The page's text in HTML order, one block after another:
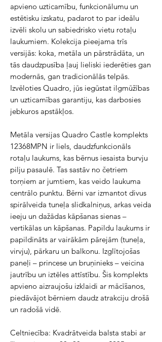
apvieno uzticamību, funkcionālumu un
estētisku izskatu, padarot to par ideālu
izvēli skolu un sabiedrisko vietu rotaļu
laukumiem. Kolekcija pieejama trīs
versijās: koka, metāla un pārstrādāta, un
tās daudzpusība ļauj lieliski iederēties gan
modernās, gan tradicionālās telpās.
Izvēloties Quadro, jūs iegūstat ilgmūžības
un uzticamības garantiju, kas darbosies
jebkuros apstākļos.
Metāla versijas Quadro Castle komplekts
12368MPN ir liels, daudzfunkcionāls
rotaļu laukums, kas bērnus iesaista burvju
pilju pasaulē. Tas sastāv no četriem
torņiem ar jumtiem, kas veido laukuma
centrālo punktu. Bērni var izmantot divus
spirālveida tuneļa slidkalniņus, arkas veida
ieeju un dažādas kāpšanas sienas –
vertikālas un kāpšanas. Papildu laukums ir
papildināts ar vairākām pārejām (tuneļa,
virvju), pārkaru un balkonu. Izglītojošas
paneļi – princese un bruņinieks – veicina
jautrību un iztēles attīstību. Šis komplekts
apvieno aizraujošu izklaidi ar mācīšanos,
piedāvājot bērniem daudz atrakciju drošā
un radošā vidē.
Celtniecība: Kvadrātveida balsta stabi ar